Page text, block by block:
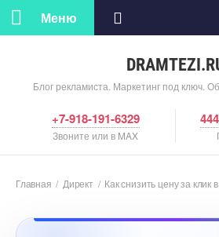
Блог рекламиста. Маркетинг под ключ.
Меню
+7-918-191-6329
Звоните или в MAX
Главная / Директ / Как снизить цену за клик